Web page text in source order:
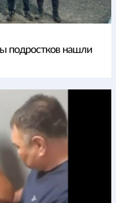
подростков нашли